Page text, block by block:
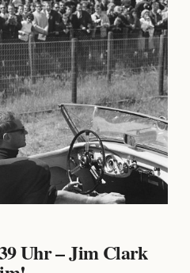
Uhr – Jim Clark